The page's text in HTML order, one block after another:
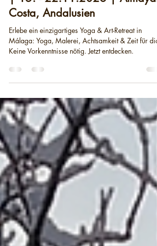
Yoga Retreats
Yoga & Art Retreat nahe Málaga
| 15. - 22.11.2026 | Almayate
Keine Vorkenntnisse nötig. Jetzt entdecken.